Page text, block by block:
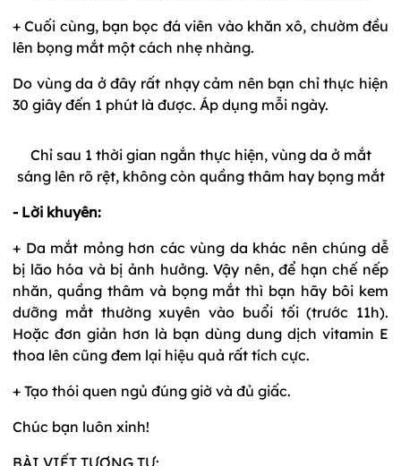
+ Cuối cùng, bạn bọc đá viên vào khăn xô, chườm đều
lên bọng mắt một cách nhẹ nhàng.
Do vùng da ở đây rất nhạy cảm nên bạn chỉ thực hiện
30 giây đến 1 phút là được. Áp dụng mỗi ngày.
Chỉ sau 1 thời gian ngắn thực hiện, vùng da ở mắt
sáng lên rõ rệt, không còn quầng thâm hay bọng mắt
- Lời khuyên:
+ Da mắt mỏng hơn các vùng da khác nên chúng dễ
bị lão hóa và bị ảnh hưởng. Vậy nên, để hạn chế nếp
nhăn, quầng thâm và bọng mắt thì bạn hãy bôi kem
dưỡng mắt thường xuyên vào buổi tối (trước 11h).
Hoặc đơn giản hơn là bạn dùng dung dịch vitamin E
thoa lên cũng đem lại hiệu quả rất tích cực.
+ Tạo thói quen ngủ đúng giờ và đủ giấc.
Chúc bạn luôn xinh!
BÀI VIẾT TƯƠNG TỰ: